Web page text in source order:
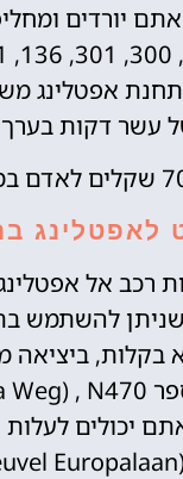
יורדים
אפטלינג
עשר דקות
לאפטלינג
רכב אל
להשתמש
בקלות, ביציאה